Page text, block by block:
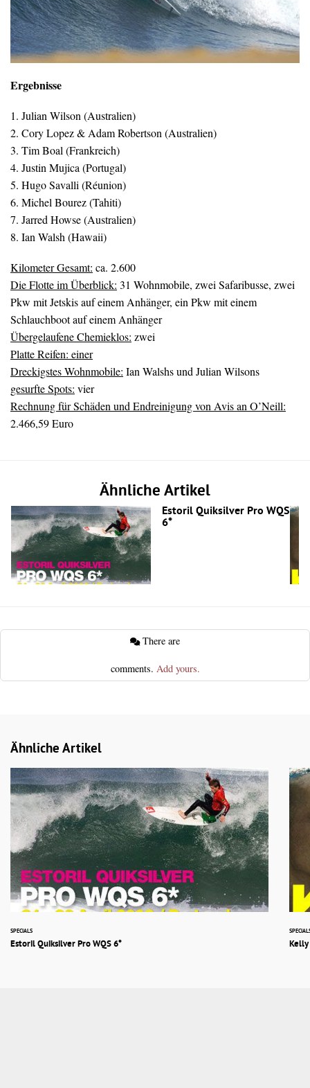
Ergebnisse
1. Julian Wilson (Australien)
2. Cory Lopez & Adam Robertson (Australien)
3. Tim Boal (Frankreich)
4. Justin Mujica (Portugal)
5. Hugo Savalli (Réunion)
6. Michel Bourez (Tahiti)
7. Jarred Howse (Australien)
8. Ian Walsh (Hawaii)
Kilometer Gesamt: ca. 2.600
Die Flotte im Überblick: 31 Wohnmobile, zwei Safaribusse, zwei
Pkw mit Jetskis auf einem Anhänger, ein Pkw mit einem
Schlauchboot auf einem Anhänger
Übergelaufene Chemieklos: zwei
Platte Reifen: einer
Dreckigstes Wohnmobile: Ian Walshs und Julian Wilsons
gesurfte Spots: vier
Rechnung für Schäden und Endreinigung von Avis an O’Neill:
2.466,59 Euro
Ähnliche Artikel
Estoril Quiksilver Pro WQS
6*
comments. Add yours.
Ähnliche Artikel
SPECIALS
Estoril Quiksilver Pro WQS 6* Kelly